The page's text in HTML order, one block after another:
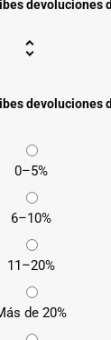
devoluciones
devoluciones
0–5%
6–10%
11–20%
de 20%